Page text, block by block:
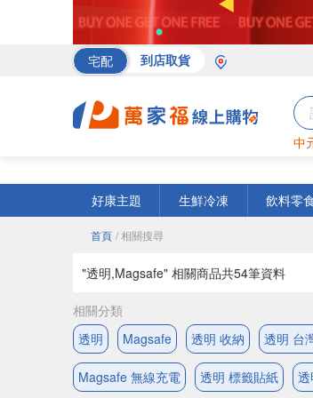
宅配 到店取貨
中
好康主題
生鮮冷凍 飲料零
首頁 / 相關搜尋
"透明,Magsafe" 相關商品共54筆資料
相關分類
透明
Magsafe 透明 收納 透明 台
Magsafe 無線充電 透明 標籤貼紙